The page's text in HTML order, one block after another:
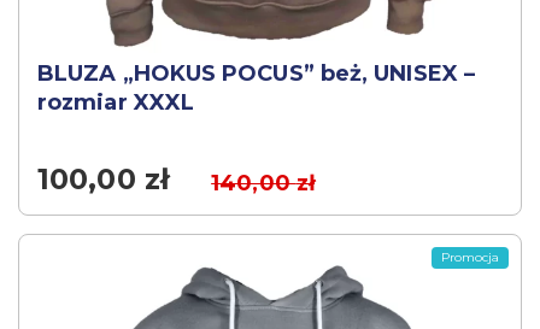
BLUZA „HOKUS POCUS” beż, UNISEX –
rozmiar XXXL
100,00 zł 140,00zł
Promocja